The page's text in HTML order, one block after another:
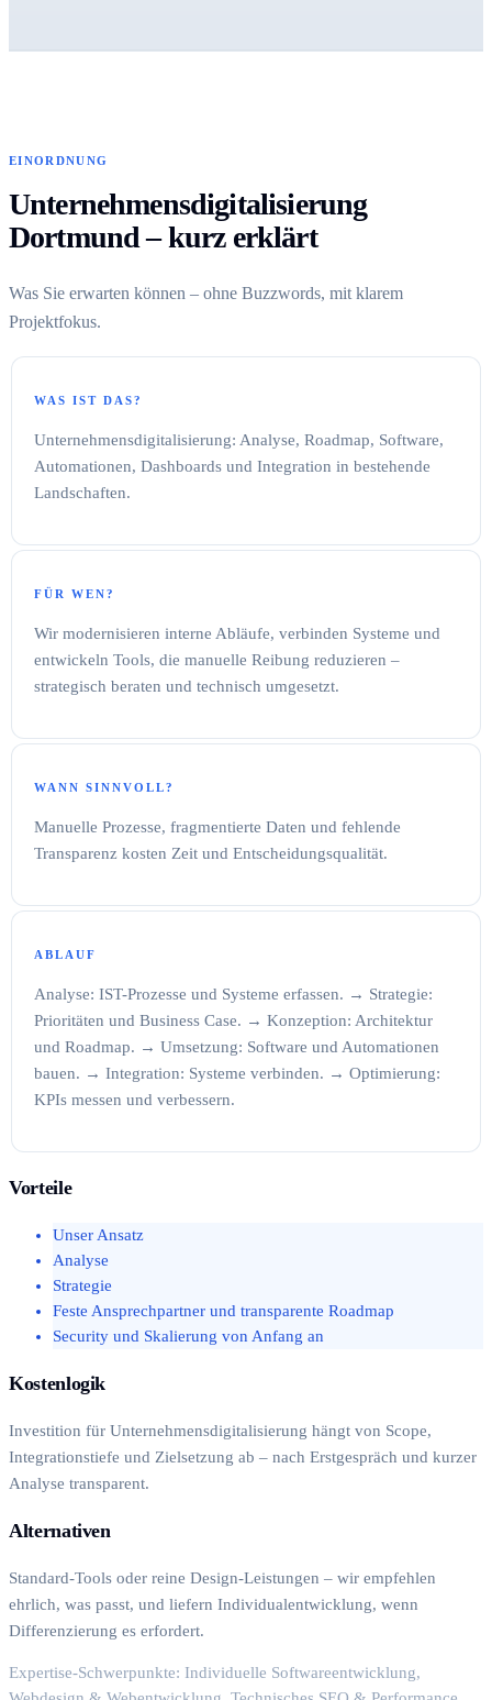
EINORDNUNG
Unternehmensdigitalisierung
Dortmund – kurz erklärt
Was Sie erwarten können – ohne Buzzwords, mit klarem
Projektfokus.
WAS IST DAS?
Unternehmensdigitalisierung: Analyse, Roadmap, Software,
Automationen, Dashboards und Integration in bestehende
Landschaften.
FÜR WEN?
Wir modernisieren interne Abläufe, verbinden Systeme und
entwickeln Tools, die manuelle Reibung reduzieren –
strategisch beraten und technisch umgesetzt.
WANN SINNVOLL?
Manuelle Prozesse, fragmentierte Daten und fehlende
Transparenz kosten Zeit und Entscheidungsqualität.
ABLAUF
Analyse: IST-Prozesse und Systeme erfassen. → Strategie:
Prioritäten und Business Case. → Konzeption: Architektur
und Roadmap. → Umsetzung: Software und Automationen
bauen. → Integration: Systeme verbinden. → Optimierung:
KPIs messen und verbessern.
Vorteile
Unser Ansatz
Analyse
Strategie
Feste Ansprechpartner und transparente Roadmap
Security und Skalierung von Anfang an
Kostenlogik
Investition für Unternehmensdigitalisierung hängt von Scope,
Integrationstiefe und Zielsetzung ab – nach Erstgespräch und kurzer
Analyse transparent.
Alternativen
Standard-Tools oder reine Design-Leistungen – wir empfehlen
ehrlich, was passt, und liefern Individualentwicklung, wenn
Differenzierung es erfordert.
Expertise-Schwerpunkte: Individuelle Softwareentwicklung,